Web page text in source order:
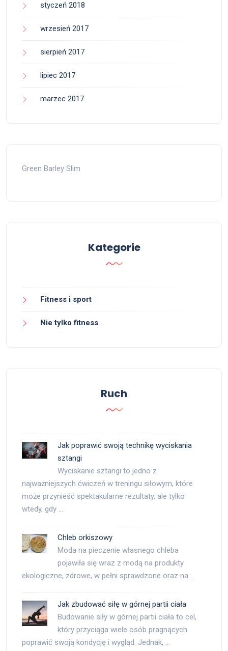
styczeń 2018
wrzesień 2017
sierpień 2017
lipiec 2017
marzec 2017
Green Barley Slim
Kategorie
Fitness i sport
Nie tylko fitness
Ruch
Jak poprawić swoją technikę wyciskania
sztangi
Wyciskanie sztangi to jedno z
najważniejszych ćwiczeń w treningu siłowym, które
może przynieść spektakularne rezultaty, ale tylko
wtedy, gdy …
Chleb orkiszowy
Moda na pieczenie własnego chleba
pojawiła się wraz z modą na produkty
ekologiczne, zdrowe, w pełni sprawdzone oraz na …
Jak zbudować siłę w górnej partii ciała
Budowanie siły w górnej partii ciała to cel,
który przyciąga wiele osób pragnących
poprawić swoją kondycję i wygląd. Jednak, …